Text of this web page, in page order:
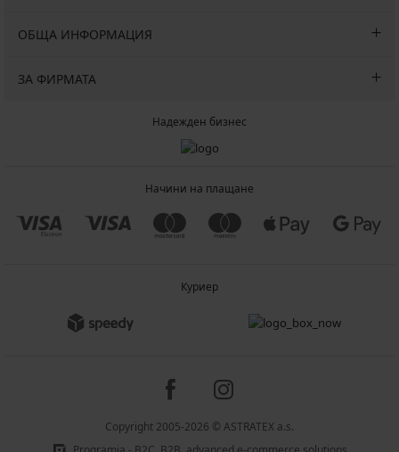
ОБЩА ИНФОРМАЦИЯ
ЗА ФИРМАТА
Надежден бизнес
Начини на плащане
Куриер
Copyright 2005-2026 © ASTRATEX a.s.